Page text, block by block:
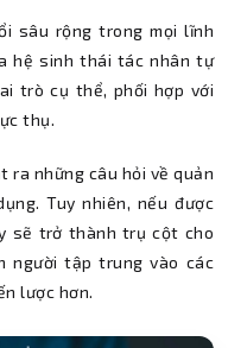
sâu rộng trong mọi lĩnh
hệ sinh thái tác nhân tự
trò cụ thể, phối hợp với
thụ.
ra những câu hỏi về quản
Tuy nhiên, nếu được
sẽ trở thành trụ cột cho
người tập trung vào các
lược hơn.